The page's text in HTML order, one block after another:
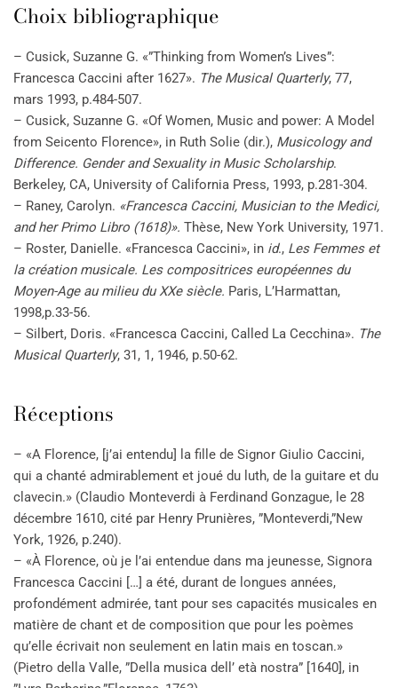
Choix bibliographique
– Cusick, Suzanne G. «”Thinking from Women’s Lives”:
Francesca Caccini after 1627». The Musical Quarterly, 77,
mars 1993, p.484-507.
– Cusick, Suzanne G. «Of Women, Music and power: A Model
from Seicento Florence», in Ruth Solie (dir.), Musicology and
Difference. Gender and Sexuality in Music Scholarship.
Berkeley, CA, University of California Press, 1993, p.281-304.
– Raney, Carolyn. «Francesca Caccini, Musician to the Medici,
and her Primo Libro (1618)». Thèse, New York University, 1971.
– Roster, Danielle. «Francesca Caccini», in id., Les Femmes et
la création musicale. Les compositrices européennes du
Moyen-Age au milieu du XXe siècle. Paris, L’Harmattan,
1998,p.33-56.
– Silbert, Doris. «Francesca Caccini, Called La Cecchina». The
Musical Quarterly, 31, 1, 1946, p.50-62.
Réceptions
– «A Florence, [j’ai entendu] la fille de Signor Giulio Caccini,
qui a chanté admirablement et joué du luth, de la guitare et du
clavecin.» (Claudio Monteverdi à Ferdinand Gonzague, le 28
décembre 1610, cité par Henry Prunières, ”Monteverdi,”New
York, 1926, p.240).
– «À Florence, où je l’ai entendue dans ma jeunesse, Signora
Francesca Caccini […] a été, durant de longues années,
profondément admirée, tant pour ses capacités musicales en
matière de chant et de composition que pour les poèmes
qu’elle écrivait non seulement en latin mais en toscan.»
(Pietro della Valle, ”Della musica dell’ età nostra” [1640], in